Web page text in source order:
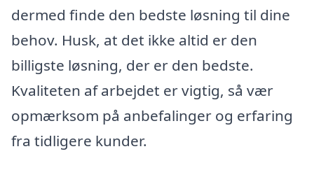
dermed finde den bedste løsning til dine
behov. Husk, at det ikke altid er den
billigste løsning, der er den bedste.
Kvaliteten af arbejdet er vigtig, så vær
opmærksom på anbefalinger og erfaring
fra tidligere kunder.